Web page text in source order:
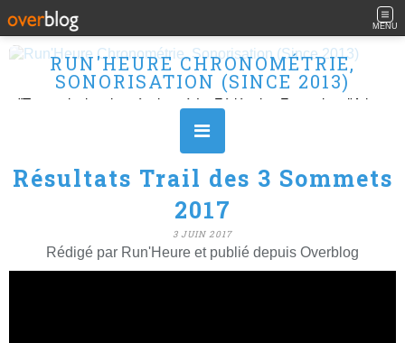
MENU
RUN'HEURE CHRONOMÉTRIE,
SONORISATION (SINCE 2013)
Résultats Trail des 3 Sommets
2017
3 JUIN 2017
Rédigé par Run'Heure et publié depuis Overblog